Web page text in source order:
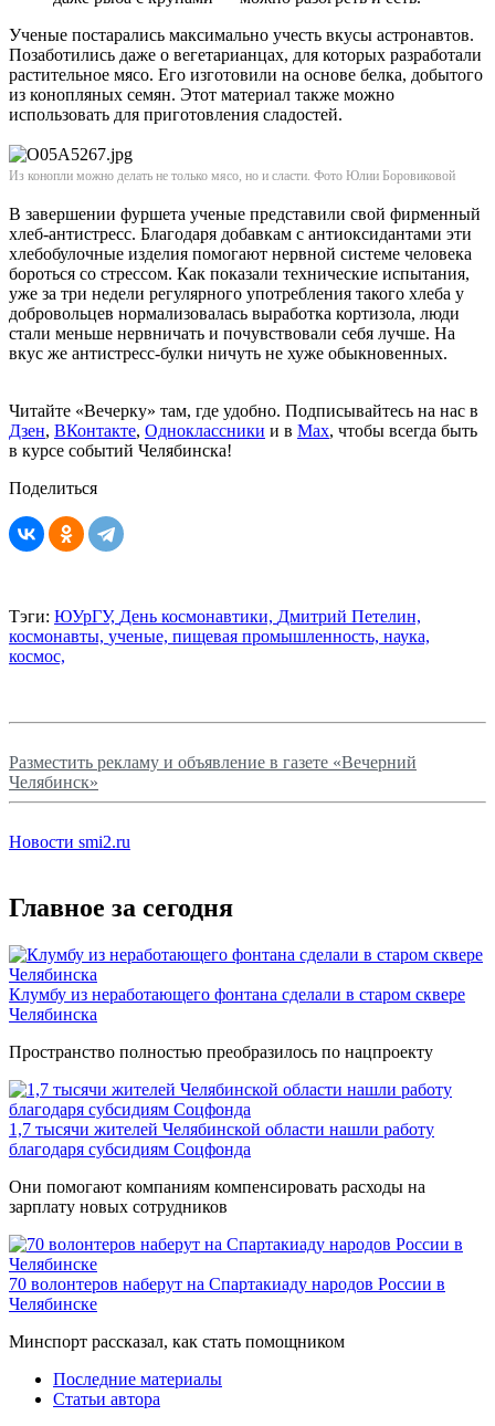
Ученые постарались максимально учесть вкусы астронавтов.
Позаботились даже о вегетарианцах, для которых разработали
растительное мясо. Его изготовили на основе белка, добытого
из конопляных семян. Этот материал также можно
использовать для приготовления сладостей.
Из конопли можно делать не только мясо, но и сласти. Фото Юлии Боровиковой
В завершении фуршета ученые представили свой фирменный
хлеб-антистресс. Благодаря добавкам с антиоксидантами эти
хлебобулочные изделия помогают нервной системе человека
бороться со стрессом. Как показали технические испытания,
уже за три недели регулярного употребления такого хлеба у
добровольцев нормализовалась выработка кортизола, люди
стали меньше нервничать и почувствовали себя лучше. На
вкус же антистресс-булки ничуть не хуже обыкновенных.
Читайте «Вечерку» там, где удобно. Подписывайтесь на нас в
Дзен, ВКонтакте, Одноклассники и в Max, чтобы всегда быть
в курсе событий Челябинска!
Поделиться
Тэги: ЮУрГУ, День космонавтики, Дмитрий Петелин,
космонавты, ученые, пищевая промышленность, наука,
космос,
Разместить рекламу и объявление в газете «Вечерний
Челябинск»
Новости smi2.ru
Главное за сегодня
Клумбу из неработающего фонтана сделали в старом сквере
Челябинска
Пространство полностью преобразилось по нацпроекту
1,7 тысячи жителей Челябинской области нашли работу
благодаря субсидиям Соцфонда
Они помогают компаниям компенсировать расходы на
зарплату новых сотрудников
70 волонтеров наберут на Спартакиаду народов России в
Челябинске
Минспорт рассказал, как стать помощником
Последние материалы
Статьи автора